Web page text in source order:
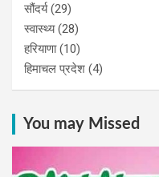
सौंदर्य(29)
स्वास्थ्य(28)
हरियाणा(10)
हिमाचल प्रदेश (4)
You may Missed